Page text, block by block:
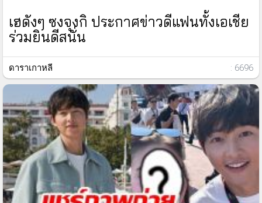
เฮดังๆ ซงจุงกิ ประกาศข่าวดีแฟนทั้งเอเชีย
ร่วมยินดีสนั่น
ดาราเกาหลี : 6696